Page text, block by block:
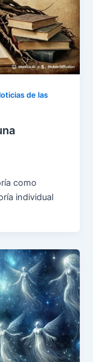
de las
como
individual